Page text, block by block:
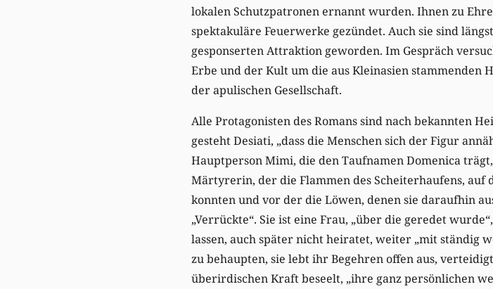
lokalen Schutzpatronen ernannt wurden. Ihnen zu
spektakuläre Feuerwerke gezündet. Auch sie sind
gesponserten Attraktion geworden. Im Gespräch
Erbe und der Kult um die aus Kleinasien
der apulischen Gesellschaft.
Alle Protagonisten des Romans sind nach bekannten
gesteht Desiati, „dass die Menschen sich der Figur
Hauptperson Mimi, die den Taufnamen Domenica
Märtyrerin, der die Flammen des Scheiterhaufens,
konnten und vor der die Löwen, denen sie daraufhin
„Verrückte“. Sie ist eine Frau, „über die geredet
lassen, auch später nicht heiratet, weiter „mit ständig
zu behaupten, sie lebt ihr Begehren offen aus,
überirdischen Kraft beseelt, „ihre ganz persönlichen